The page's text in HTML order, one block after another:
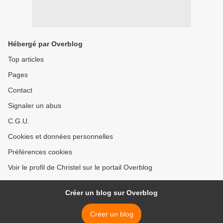
Hébergé par Overblog
Top articles
Pages
Contact
Signaler un abus
C.G.U.
Cookies et données personnelles
Préférences cookies
Voir le profil de Christel sur le portail Overblog
Créer un blog sur Overblog
Créer un blog